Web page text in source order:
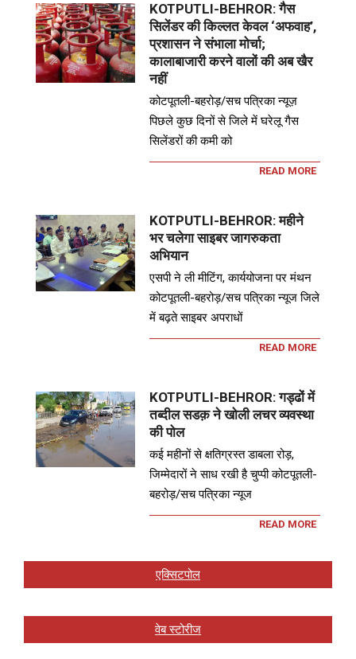
KOTPUTLI-BEHROR: गैस
सिलेंडर की किल्लत केवल ‘अफवाह’,
प्रशासन ने संभाला मोर्चा;
कालाबाजारी करने वालों की अब खैर
नहीं
कोटपूतली-बहरोड़/सच पत्रिका न्यूज़
पिछले कुछ दिनों से जिले में घरेलू गैस
सिलेंडरों की कमी को
READ MORE
KOTPUTLI-BEHROR: महीने
भर चलेगा साइबर जागरुकता
अभियान
एसपी ने ली मीटिंग, कार्ययोजना पर मंथन
कोटपूतली-बहरोड़/सच पत्रिका न्यूज जिले
में बढ़ते साइबर अपराधों
READ MORE
KOTPUTLI-BEHROR: गड्ढों में
तब्दील सडक़ ने खोली लचर व्यवस्था
की पोल
कई महीनों से क्षतिग्रस्त डाबला रोड़,
जिम्मेदारों ने साध रखी है चुप्पी कोटपूतली-
बहरोड़/सच पत्रिका न्यूज
READ MORE
एक्सिटपोल
वेब स्टोरीज